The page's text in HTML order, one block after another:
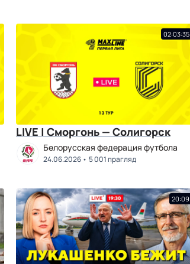
02:03:35
LIVE | Сморгонь — Солигорск
Белорусская федерация футбола
24.06.2026 5 001 прагляд
20:09